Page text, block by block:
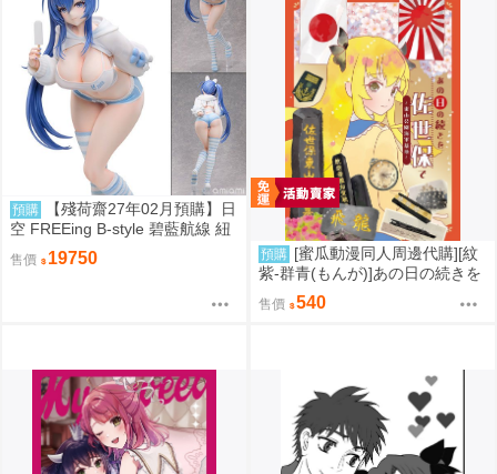
預購
【殘荷齋27年02月預購】日
空 FREEing B-style 碧藍航線 紐
澤西 新澤西 宿舍計劃Ver 1/3
售價 19750 預購 [蜜瓜動漫同人周邊代購][紋
紫-群青(もんが)]あの日の続きを
佐世保で～東山公園海軍墓地～
(同人誌)
售價 540